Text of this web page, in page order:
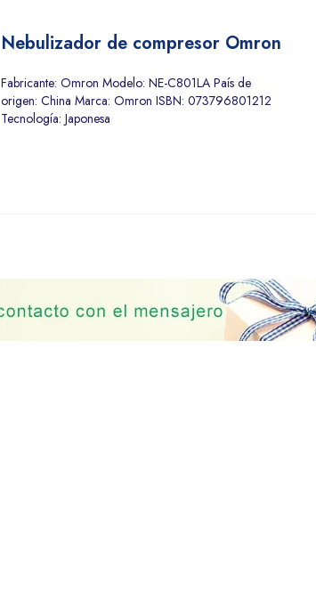
Nebulizador de compresor Omron
Fabricante: Omron Modelo: NE-C801LA País de
origen: China Marca: Omron ISBN: 073796801212
Tecnología: Japonesa